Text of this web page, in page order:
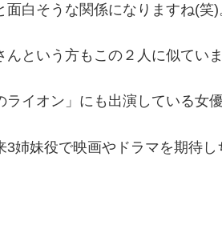
白そうな関係になりますね(笑)
という方もこの２人に似ていま
ライオン」にも出演している女
姉妹役で映画やドラマを期待し